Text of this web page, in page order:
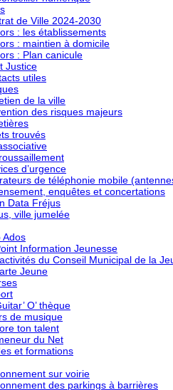
de Ville 2024-2030
: les établissements
: maintien à domicile
: Plan canicule
Justice
utiles
de la ville
des risques majeurs
trouvés
d’urgence
de téléphonie mobile
enquêtes et concertations
Data Fréjus
ville jumelée
Ados
Information Jeunesse
du Conseil Municipal de la
Jeune
O’ thèque
de musique
ton talent
du Net
et formations
sur voirie
des parkings à barrières